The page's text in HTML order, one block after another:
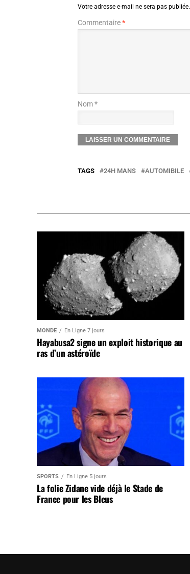
Votre adresse e-mail ne sera pas publiée.
Commentaire*
Nom *
TAGS 24H MANS AUTOMIBILE
MONDE En Ligne 7 jours
Hayabusa2 signe un exploit historique au
ras d’un astéroïde
SPORTS En Ligne 5 jours
La folie Zidane vide déjà le Stade de
France pour les Bleus